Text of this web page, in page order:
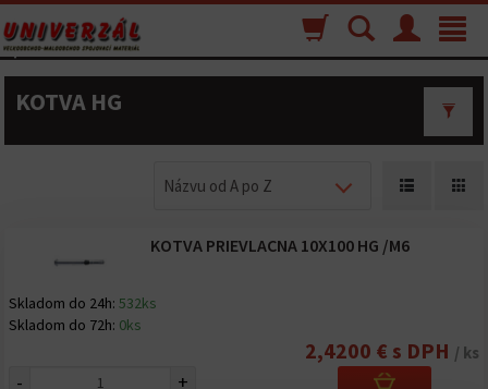
Toggle
Menu
Vyhľadávanie
Nákupný
košík
KOTVA HG
Názvu od A po Z
KOTVA PRIEVLACNA 10X100 HG /M6
Skladom do 24h: 532ks
Skladom do 72h: 0ks
2,4200 € s DPH / ks
- +